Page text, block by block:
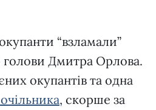
“взламали”
голови Дмитра Орлова.
окупантів та одна
, скорше за